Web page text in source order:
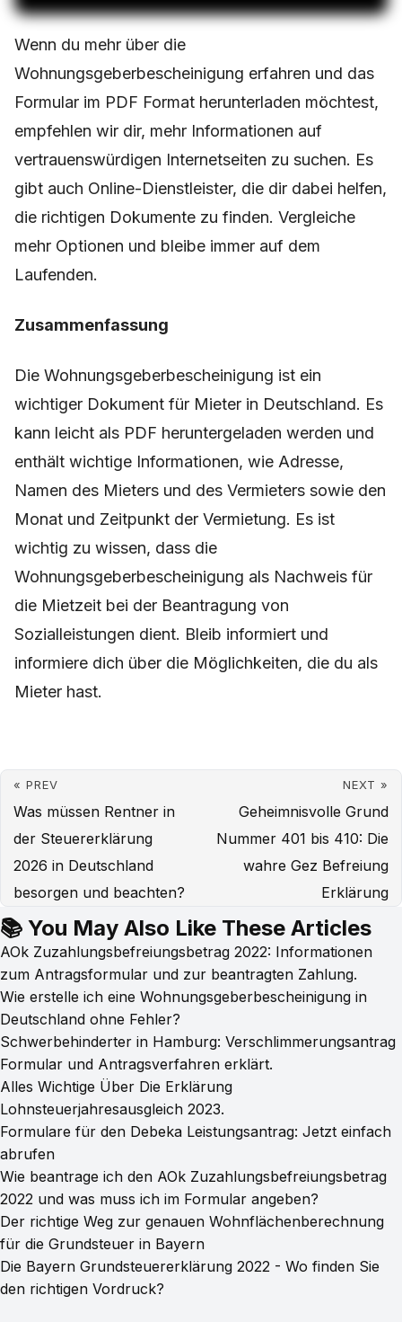
Wenn du mehr über die
Wohnungsgeberbescheinigung erfahren und das
Formular im PDF Format herunterladen möchtest,
empfehlen wir dir, mehr Informationen auf
vertrauenswürdigen Internetseiten zu suchen. Es
gibt auch Online-Dienstleister, die dir dabei helfen,
die richtigen Dokumente zu finden. Vergleiche
mehr Optionen und bleibe immer auf dem
Laufenden.
Zusammenfassung
Die Wohnungsgeberbescheinigung ist ein
wichtiger Dokument für Mieter in Deutschland. Es
kann leicht als PDF heruntergeladen werden und
enthält wichtige Informationen, wie Adresse,
Namen des Mieters und des Vermieters sowie den
Monat und Zeitpunkt der Vermietung. Es ist
wichtig zu wissen, dass die
Wohnungsgeberbescheinigung als Nachweis für
die Mietzeit bei der Beantragung von
Sozialleistungen dient. Bleib informiert und
informiere dich über die Möglichkeiten, die du als
Mieter hast.
« PREV
Was müssen Rentner in
der Steuererklärung
2026 in Deutschland
besorgen und beachten?
NEXT »
Geheimnisvolle Grund
Nummer 401 bis 410: Die
wahre Gez Befreiung
Erklärung
📚 You May Also Like These Articles
AOk Zuzahlungsbefreiungsbetrag 2022: Informationen
zum Antragsformular und zur beantragten Zahlung.
Wie erstelle ich eine Wohnungsgeberbescheinigung in
Deutschland ohne Fehler?
Schwerbehinderter in Hamburg: Verschlimmerungsantrag
Formular und Antragsverfahren erklärt.
Alles Wichtige Über Die Erklärung
Lohnsteuerjahresausgleich 2023.
Formulare für den Debeka Leistungsantrag: Jetzt einfach
abrufen
Wie beantrage ich den AOk Zuzahlungsbefreiungsbetrag
2022 und was muss ich im Formular angeben?
Der richtige Weg zur genauen Wohnflächenberechnung
für die Grundsteuer in Bayern
Die Bayern Grundsteuererklärung 2022 - Wo finden Sie
den richtigen Vordruck?